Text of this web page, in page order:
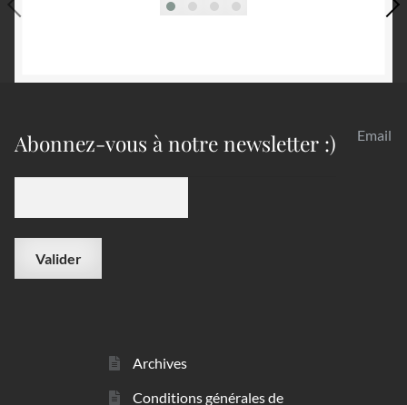
Abonnez-vous à notre newsletter :) Email
Archives
Conditions générales de